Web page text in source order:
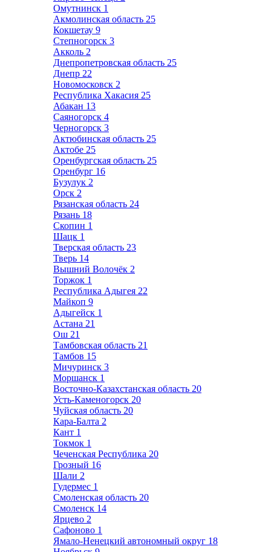
Омутнинск 1
Акмолинская область 25
Кокшетау 9
Степногорск 3
Акколь 2
Днепропетровская область 25
Днепр 22
Новомосковск 2
Республика Хакасия 25
Абакан 13
Саяногорск 4
Черногорск 3
Актюбинская область 25
Актобе 25
Оренбургская область 25
Оренбург 16
Бузулук 2
Орск 2
Рязанская область 24
Рязань 18
Скопин 1
Шацк 1
Тверская область 23
Тверь 14
Вышний Волочёк 2
Торжок 1
Республика Адыгея 22
Майкоп 9
Адыгейск 1
Астана 21
Ош 21
Тамбовская область 21
Тамбов 15
Мичуринск 3
Моршанск 1
Восточно-Казахстанская область 20
Усть-Каменогорск 20
Чуйская область 20
Кара-Балта 2
Кант 1
Токмок 1
Чеченская Республика 20
Грозный 16
Шали 2
Гудермес 1
Смоленская область 20
Смоленск 14
Ярцево 2
Сафоново 1
Ямало-Ненецкий автономный округ 18